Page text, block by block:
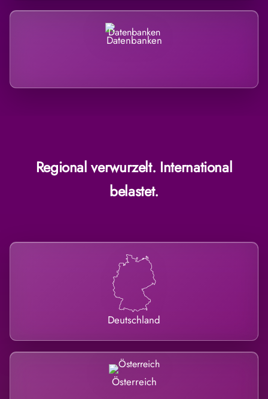
Datenbanken
Regional verwurzelt. International
belastet.
Deutschland
Österreich